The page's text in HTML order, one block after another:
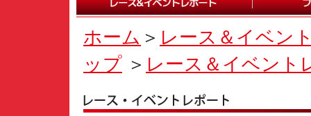
ホーム ＞ レース＆イベン
ップ ＞ レース＆イベント